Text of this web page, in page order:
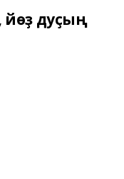
йөҙ дуҫың